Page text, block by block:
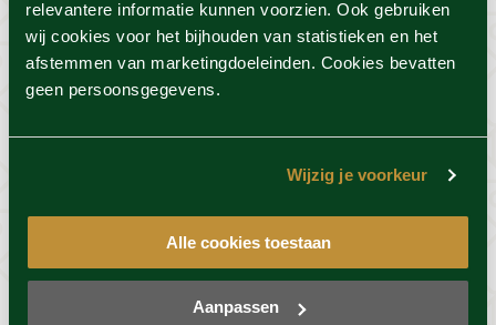
relevantere informatie kunnen voorzien. Ook gebruiken
wij cookies voor het bijhouden van statistieken en het
afstemmen van marketingdoeleinden. Cookies bevatten
geen persoonsgegevens.
Wijzig je voorkeur
Alle cookies toestaan
Aanpassen
Vind de beste acties in één klik!
Voor deze actie geldt 100%
beschikbaarheid